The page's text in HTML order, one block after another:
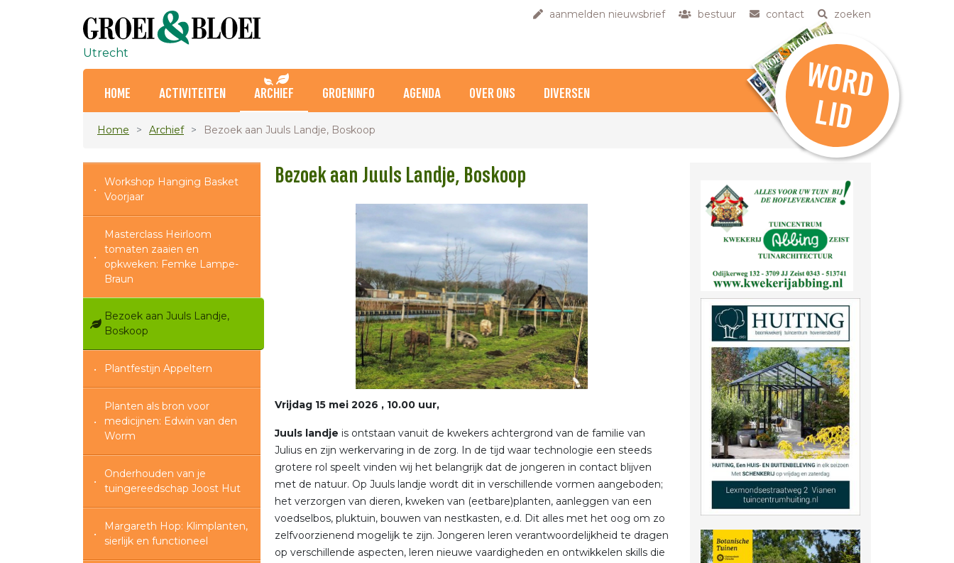
aanmelden nieuwsbrief bestuur contact zoeken
Utrecht
HOME ACTIVITEITEN ARCHIEF GROENINFO AGENDA OVER ONS DIVERSEN W
O
R
D
L
ID
Home Archief Bezoek aan Juuls Landje, Boskoop
Workshop Hanging Basket
Voorjaar
Masterclass Heirloom
tomaten zaaien en
opkweken: Femke Lampe-
Braun
Bezoek aan Juuls Landje,
Boskoop
Plantfestijn Appeltern
Planten als bron voor
medicijnen: Edwin van den
Worm
Onderhouden van je
tuingereedschap Joost Hut
Margareth Hop: Klimplanten,
sierlijk en functioneel
Bezoek aan Juuls Landje, Boskoop
Vrijdag 15 mei 2026 , 10.00 uur,
Juuls landje is ontstaan vanuit de kwekers achtergrond van de familie van
Julius en zijn werkervaring in de zorg. In de tijd waar technologie een steeds
grotere rol speelt vinden wij het belangrijk dat de jongeren in contact blijven
met de natuur. Op Juuls landje wordt dit in verschillende vormen aangeboden;
het verzorgen van dieren, kweken van (eetbare)planten, aanleggen van een
voedselbos, pluktuin, bouwen van nestkasten, e.d. Dit alles met het oog om zo
zelfvoorzienend mogelijk te zijn. Jongeren leren verantwoordelijkheid te dragen
op verschillende aspecten, leren nieuwe vaardigheden en ontwikkelen skills die